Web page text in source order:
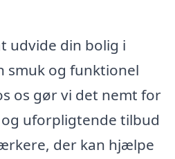
udvide din bolig i
smuk og funktionel
os gør vi det nemt for
uforpligtende tilbud
der kan hjælpe